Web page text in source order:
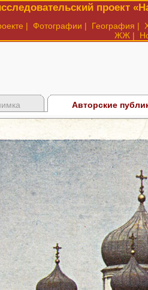
проект
| Фотографии | География |
ЖЖ |
Авторские